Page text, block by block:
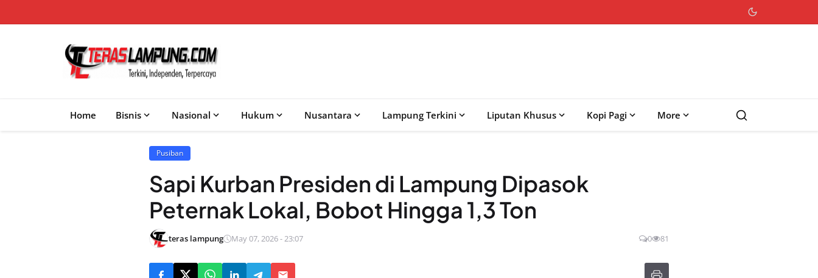
Home Bisnis Nasional Hukum Nusantara Lampung Terkini Liputan Khusus Kopi Pagi More
Pusiban
Sapi Kurban Presiden di Lampung Dipasok
Peternak Lokal, Bobot Hingga 1,3 Ton
teras lampung May 07, 2026 - 23:07 0 81